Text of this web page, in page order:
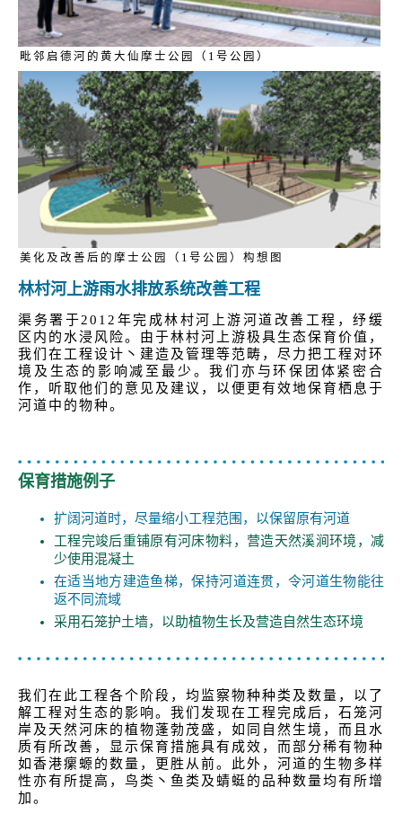
毗邻启德河的黄大仙摩士公园（1号公园）
美化及改善后的摩士公园（1号公园）构想图
林村河上游雨水排放系统改善工程
渠务署于2012年完成林村河上游河道改善工程，纾缓
区内的水浸风险。由于林村河上游极具生态保育价值，
我们在工程设计丶建造及管理等范畴，尽力把工程对环
境及生态的影响减至最少。我们亦与环保团体紧密合
作，听取他们的意见及建议，以便更有效地保育栖息于
河道中的物种。
保育措施例子
扩阔河道时，尽量缩小工程范围，以保留原有河道
工程完竣后重铺原有河床物料，营造天然溪涧环境，减
少使用混凝土
在适当地方建造鱼梯，保持河道连贯，令河道生物能往
返不同流域
采用石笼护土墙，以助植物生长及营造自然生态环境
我们在此工程各个阶段，均监察物种种类及数量，以了
解工程对生态的影响。我们发现在工程完成后，石笼河
岸及天然河床的植物蓬勃茂盛，如同自然生境，而且水
质有所改善，显示保育措施具有成效，而部分稀有物种
如香港瘰螈的数量，更胜从前。此外，河道的生物多样
性亦有所提高，鸟类丶鱼类及蜻蜓的品种数量均有所增
加。